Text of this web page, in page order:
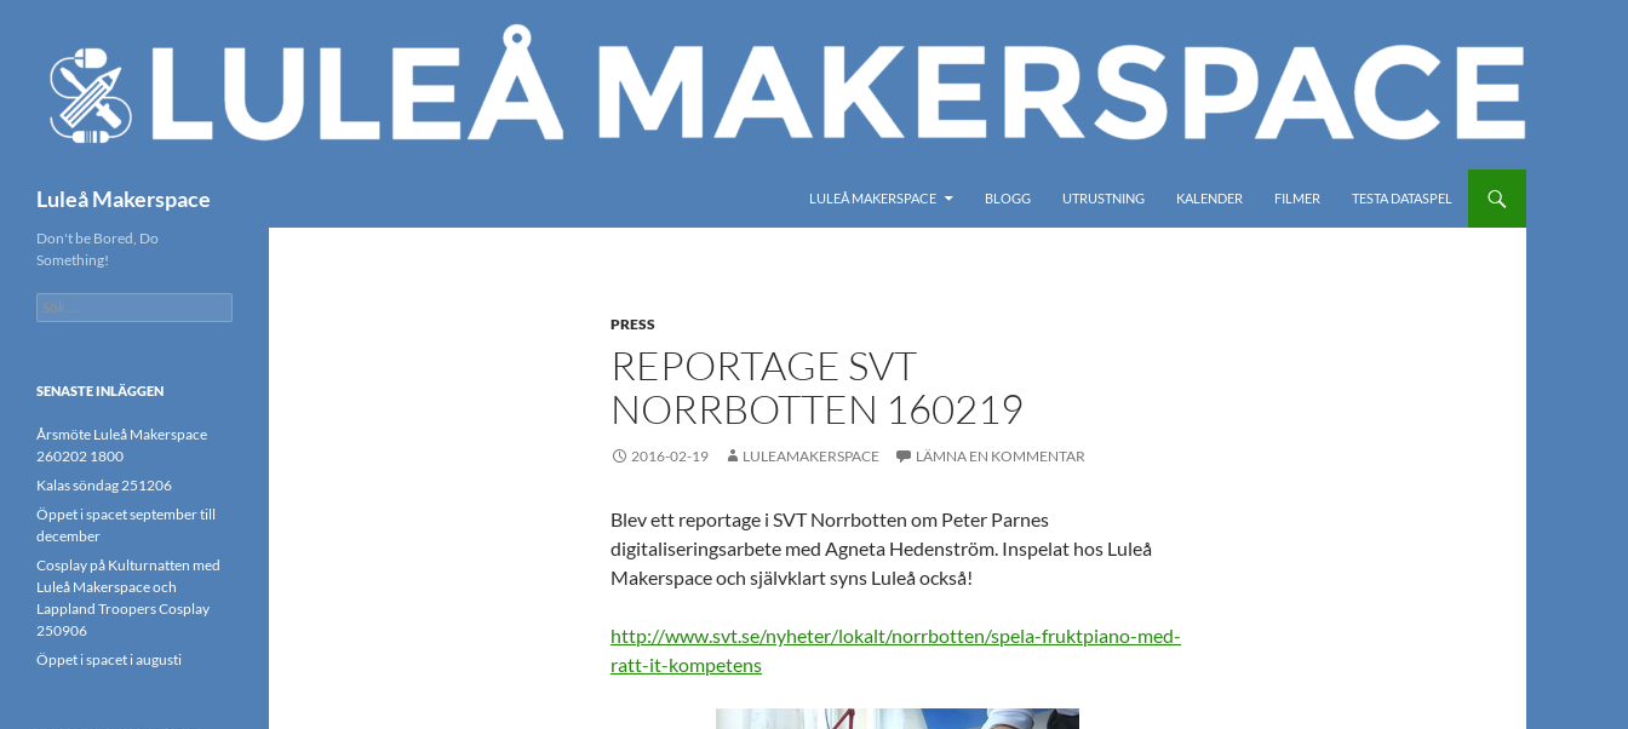
innehåll
Luleå Makerspace LULEÅ MAKERSPACE BLOGG UTRUSTNING KALENDER FILMER TESTA DATASPEL
PRESS
REPORTAGE SVT
NORRBOTTEN 160219
2016-02-19 LULEAMAKERSPACE LÄMNA EN KOMMENTAR
Blev ett reportage i SVT Norrbotten om Peter Parnes
digitaliseringsarbete med Agneta Hedenström. Inspelat hos Luleå
Makerspace och självklart syns Luleå också!
http://www.svt.se/nyheter/lokalt/norrbotten/spela-fruktpiano-med-
ratt-it-kompetens
Don't be Bored, Do
Something!
Sök
efter:
SENASTE INLÄGGEN
Årsmöte Luleå Makerspace
260202 1800
Kalas söndag 251206
Öppet i spacet september till
december
Cosplay på Kulturnatten med
Luleå Makerspace och
Lappland Troopers Cosplay
250906
Öppet i spacet i augusti